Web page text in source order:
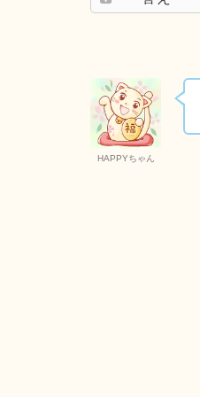
HAPPYちゃん